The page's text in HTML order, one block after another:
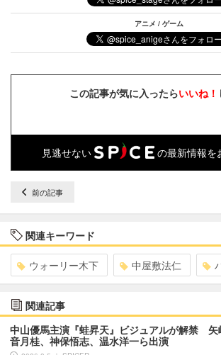
アニメ / ゲーム
この記事が気に入ったらいいね！
見逃せない の最新情報を
前の記事
関連キーワード
ウォーリー木下 中屋敷法仁
関連記事
中山優馬主演『蛙昇天』ビジュアルが解禁 矢
音月桂、神保悟志、温水洋一ら出演